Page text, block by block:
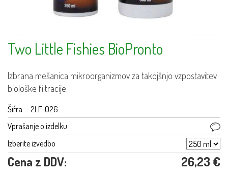
Two Little Fishies BioPronto
Izbrana mešanica mikroorganizmov za takojšnjo vzpostavitev
biološke filtracije.
Šifra:
2LF-026
Vprašanje o izdelku
Izberite izvedbo
Cena z DDV: 26,23 €